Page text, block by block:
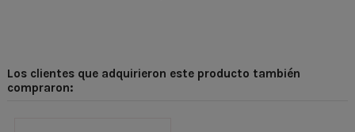
Los clientes que adquirieron este producto también
compraron: